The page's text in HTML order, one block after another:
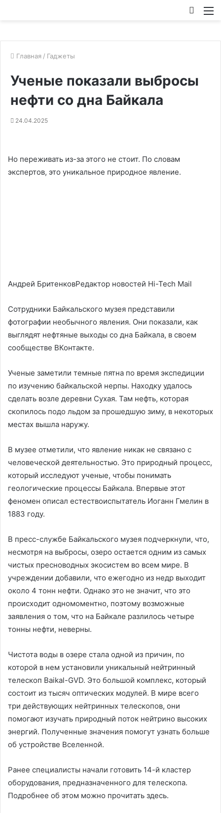
Главная / Гаджеты
Ученые показали выбросы
нефти со дна Байкала
24.04.2025
Но переживать из-за этого не стоит. По словам
экспертов, это уникальное природное явление.
Андрей БритенковРедактор новостей Hi-Tech Mail
Сотрудники Байкальского музея представили
фотографии необычного явления. Они показали, как
выглядят нефтяные выходы со дна Байкала, в своем
сообществе ВКонтакте.
Ученые заметили темные пятна по время экспедиции
по изучению байкальской нерпы. Находку удалось
сделать возле деревни Сухая. Там нефть, которая
скопилось подо льдом за прошедшую зиму, в некоторых
местах вышла наружу.
В музее отметили, что явление никак не связано с
человеческой деятельностью. Это природный процесс,
который исследуют ученые, чтобы понимать
геологические процессы Байкала. Впервые этот
феномен описал естествоиспытатель Иоганн Гмелин в
1883 году.
В пресс-службе Байкальского музея подчеркнули, что,
несмотря на выбросы, озеро остается одним из самых
чистых пресноводных экосистем во всем мире. В
учреждении добавили, что ежегодно из недр выходит
около 4 тонн нефти. Однако это не значит, что это
происходит одномоментно, поэтому возможные
заявления о том, что на Байкале разлилось четыре
тонны нефти, неверны.
Чистота воды в озере стала одной из причин, по
которой в нем установили уникальный нейтринный
телескоп Baikal-GVD. Это большой комплекс, который
состоит из тысяч оптических модулей. В мире всего
три действующих нейтринных телескопов, они
помогают изучать природный поток нейтрино высоких
энергий. Полученные значения помогут узнать больше
об устройстве Вселенной.
Ранее специалисты начали готовить 14-й кластер
оборудования, предназначенного для телескопа.
Подробнее об этом можно прочитать здесь.